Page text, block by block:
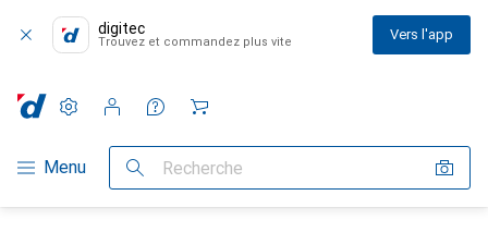
digitec
Trouvez et commandez plus vite Vers l'app
Navigation par catégorie
Menu Recherche
Paramètres
Compte client
Listes de comparaison
Listes d'envies
Panier